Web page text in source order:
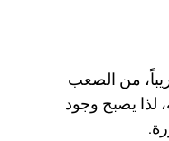
من الصعب
لذا يصبح وجود